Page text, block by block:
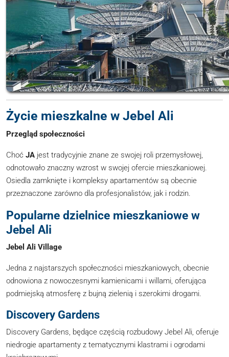
Życie mieszkalne w Jebel Ali
Przegląd społeczności
Choć JA jest tradycyjnie znane ze swojej roli przemysłowej,
odnotowało znaczny wzrost w swojej ofercie mieszkaniowej.
Osiedla zamknięte i kompleksy apartamentów są obecnie
przeznaczone zarówno dla profesjonalistów, jak i rodzin.
Popularne dzielnice mieszkaniowe w
Jebel Ali
Jebel Ali Village
Jedna z najstarszych społeczności mieszkaniowych, obecnie
odnowiona z nowoczesnymi kamienicami i willami, oferująca
podmiejską atmosferę z bujną zielenią i szerokimi drogami.
Discovery Gardens
Discovery Gardens, będące częścią rozbudowy Jebel Ali, oferuje
niedrogie apartamenty z tematycznymi klastrami i ogrodami